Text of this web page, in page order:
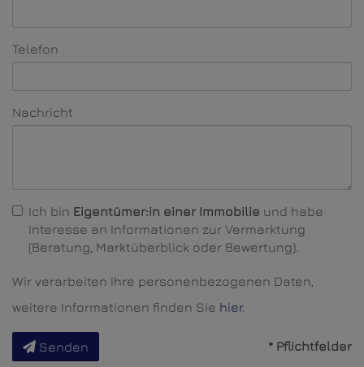
Telefon
Nachricht
Ich bin Eigentümer:in einer Immobilie und habe
Interesse an Informationen zur Vermarktung
(Beratung, Marktüberblick oder Bewertung).
Wir verarbeiten Ihre personenbezogenen Daten,
weitere Informationen finden Sie hier.
Senden * Pflichtfelder